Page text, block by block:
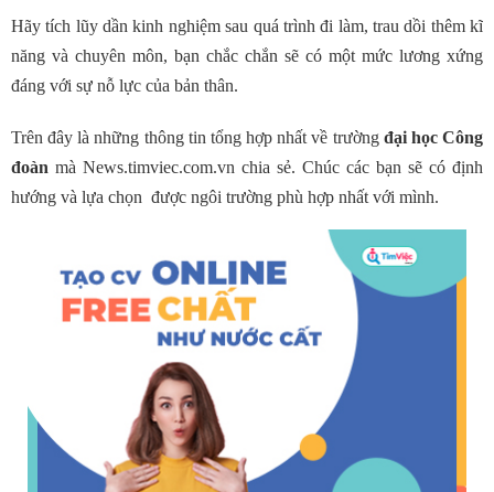
Hãy tích lũy dần kinh nghiệm sau quá trình đi làm, trau dồi thêm kĩ
năng và chuyên môn, bạn chắc chắn sẽ có một mức lương xứng
đáng với sự nỗ lực của bản thân.
Trên đây là những thông tin tổng hợp nhất về trường đại học Công
đoàn mà News.timviec.com.vn chia sẻ. Chúc các bạn sẽ có định
hướng và lựa chọn được ngôi trường phù hợp nhất với mình.